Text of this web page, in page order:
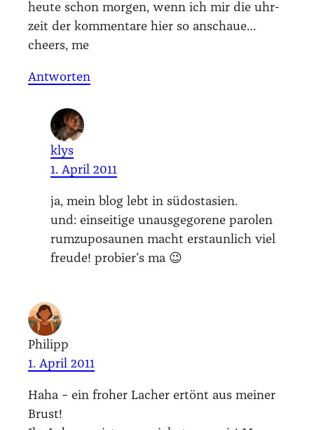
heu­te schon mor­gen, wenn ich mir die uhr­
zeit der kom­men­ta­re hier so anschaue…
cheers, me
Antworten
klys
1. April 2011
ja, mein blog lebt in süd­ost­asi­en.
und: ein­sei­ti­ge unaus­ge­go­re­ne paro­len
rum­zu­po­sau­nen macht erstaun­lich viel
freu­de! probier’s ma 😉
Philipp
1. April 2011
Haha – ein fro­her Lacher ertönt aus mei­ner
Brust!